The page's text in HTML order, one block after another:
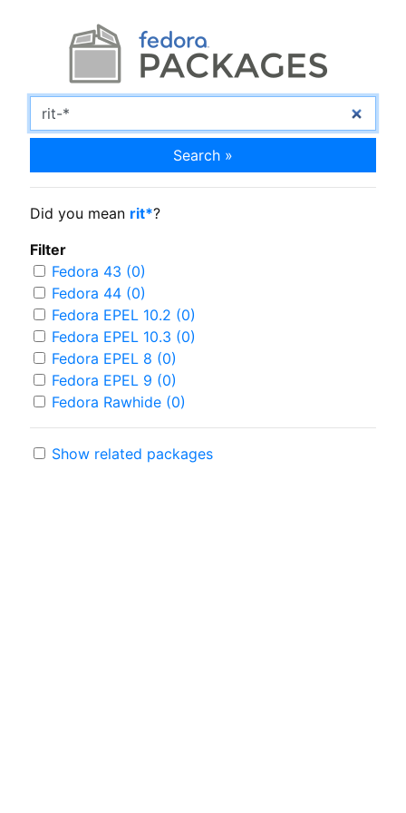
Search »
Did you mean rit*?
Filter
Fedora 43 (0)
Fedora 44 (0)
Fedora EPEL 10.2 (0)
Fedora EPEL 10.3 (0)
Fedora EPEL 8 (0)
Fedora EPEL 9 (0)
Fedora Rawhide (0)
Show related packages